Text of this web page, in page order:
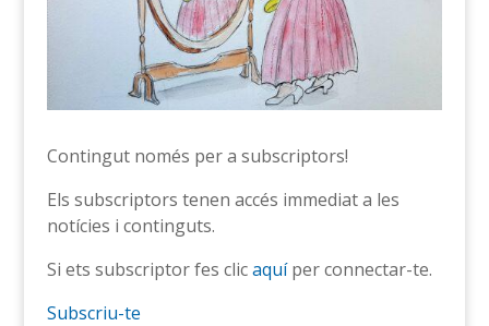
Contingut només per a subscriptors!
Els subscriptors tenen accés immediat a les
notícies i continguts.
Si ets subscriptor fes clicaquíper connectar-te.
Subscriu-te